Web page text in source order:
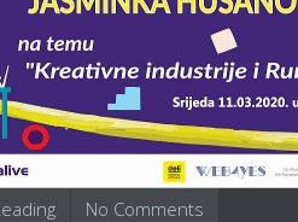
No Comments